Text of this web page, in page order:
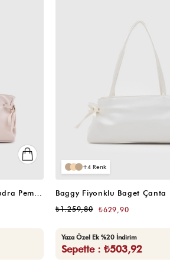
4
Baggy Fiyonklu Baget Çanta
₺629,90
₺1.259,80
Yaza Özel Ek %20 İndirim
Sepette : ₺503,92